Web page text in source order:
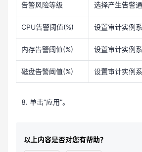
告警风险等级 选择产生告警
CPU告警阈值(%) 设置审计实例
内存告警阈值(%) 设置审计实例
磁盘告警阈值(%) 设置审计实例
单击“应用”。
以上内容是否对您有帮助？